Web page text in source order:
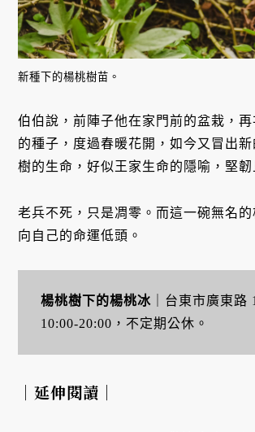
新種下的楊桃樹苗。
伯伯說，前陣子他在家門前的盆栽，
的種子，度過春暖花開，如今又冒出
樹的生命，好似王家生命的隱喻，堅韌
老兵不死，只是凋零。而這一碗無名
向自己的命運低頭。
楊桃樹下的楊桃冰｜台東市廣東路
10:00-20:00，不定期公休。
｜延伸閱讀｜